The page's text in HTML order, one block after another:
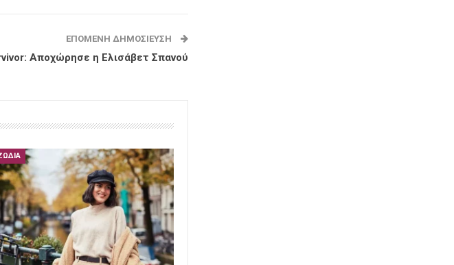
ΕΠΌΜΕΝΗ ΔΗΜΟΣΊΕΥΣΗ
Αποχώρησε η Ελισάβετ Σπανού